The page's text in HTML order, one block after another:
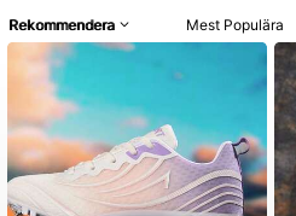
western outfit women
squishies
Rekommendera Mest Populära